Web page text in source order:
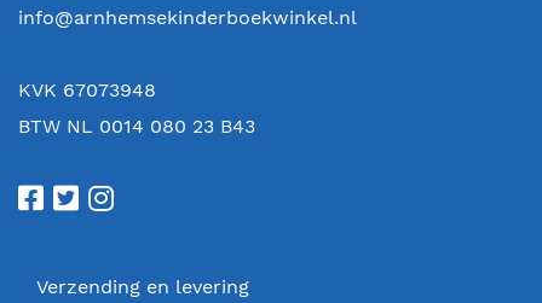
info@arnhemsekinderboekwinkel.nl
KVK 67073948
BTW NL 0014 080 23 B43
Verzending en levering